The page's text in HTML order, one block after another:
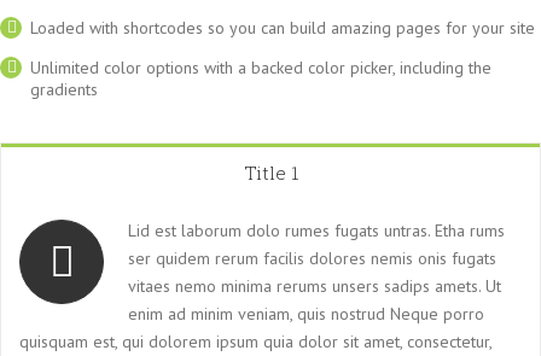
Loaded with shortcodes so you can build amazing pages for your site
Unlimited color options with a backed color picker, including the
gradients
Title 1
Lid est laborum dolo rumes fugats untras. Etha rums
ser quidem rerum facilis dolores nemis onis fugats
vitaes nemo minima rerums unsers sadips amets. Ut
enim ad minim veniam, quis nostrud Neque porro
quisquam est, qui dolorem ipsum quia dolor sit amet, consectetur,